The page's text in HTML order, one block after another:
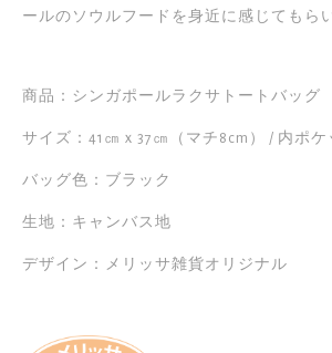
ールのソウルフードを身近に感じてもら
商品：シンガポールラクサトートバッグ
サイズ：41㎝ｘ37㎝（マチ8cm） / 内ポケ
バッグ色：ブラック
生地：キャンバス地
デザイン：メリッサ雑貨オリジナル
る